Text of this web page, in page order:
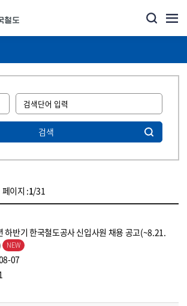
검색
이지 :1/31
하반기 한국철도공사 신입사원 채용 공고(~8.21.
07